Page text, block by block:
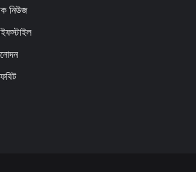
নিউজ